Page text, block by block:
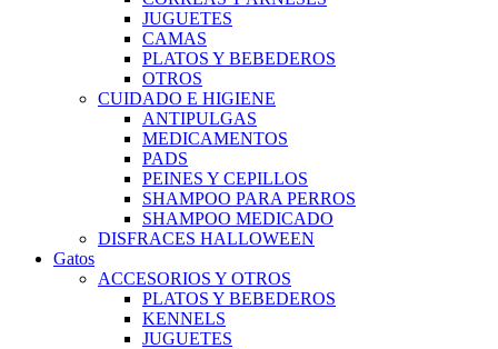
JUGUETES
CAMAS
PLATOS Y BEBEDEROS
OTROS
CUIDADO E HIGIENE
ANTIPULGAS
MEDICAMENTOS
PADS
PEINES Y CEPILLOS
SHAMPOO PARA PERROS
SHAMPOO MEDICADO
DISFRACES HALLOWEEN
Gatos
ACCESORIOS Y OTROS
PLATOS Y BEBEDEROS
KENNELS
JUGUETES